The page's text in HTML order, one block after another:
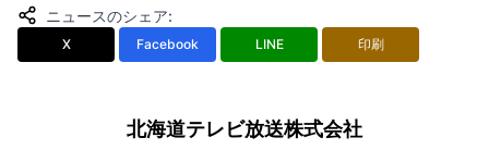
ニュースのシェア:
X Facebook LINE 印刷
北海道テレビ放送株式会社